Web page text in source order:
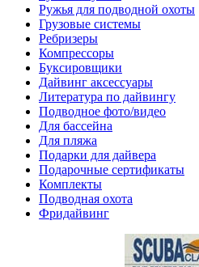
Ружья для подводной охоты
Грузовые системы
Ребризеры
Компрессоры
Буксировщики
Дайвинг аксессуары
Литература по дайвингу
Подводное фото/видео
Для бассейна
Для пляжа
Подарки для дайвера
Подарочные сертификаты
Комплекты
Подводная охота
Фридайвинг